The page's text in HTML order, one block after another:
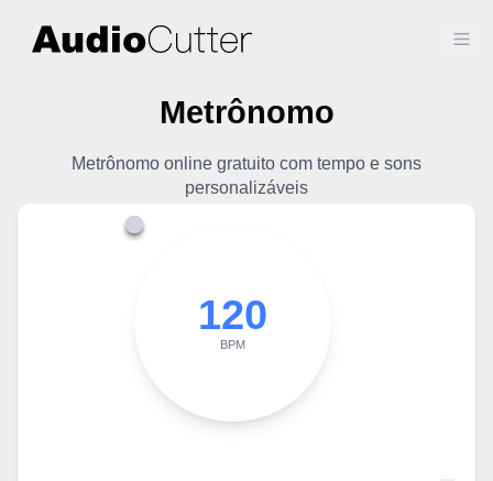
Metrônomo
Metrônomo online gratuito com tempo e sons
personalizáveis
120
BPM